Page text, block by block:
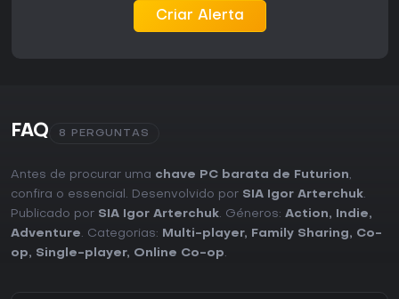
Criar Alerta
FAQ 8 PERGUNTAS
Antes de procurar uma chave PC barata de Futurion,
confira o essencial. Desenvolvido por SIA Igor Arterchuk.
Publicado por SIA Igor Arterchuk. Géneros: Action, Indie,
Adventure. Categorias: Multi-player, Family Sharing, Co-
op, Single-player, Online Co-op.